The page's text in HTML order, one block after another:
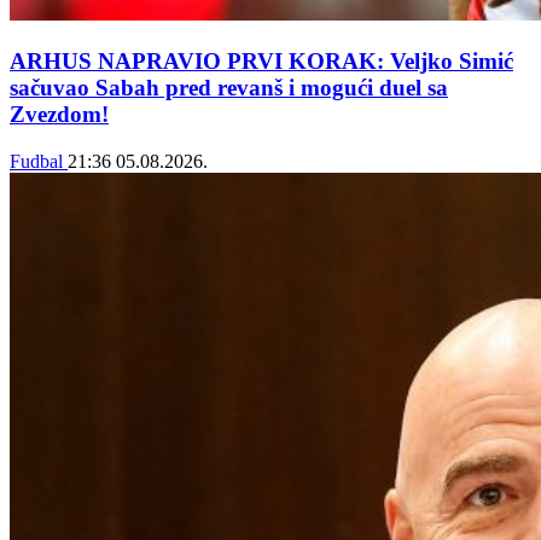
ARHUS NAPRAVIO PRVI KORAK: Veljko Simić
sačuvao Sabah pred revanš i mogući duel sa
Zvezdom!
Fudbal 21:36 05.08.2026.